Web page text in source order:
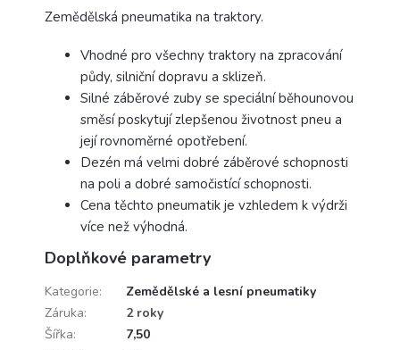
Zemědělská pneumatika na traktory.
Vhodné pro všechny traktory na zpracování
půdy, silniční dopravu a sklizeň.
Silné záběrové zuby se speciální běhounovou
směsí poskytují zlepšenou životnost pneu a
její rovnoměrné opotřebení.
Dezén má velmi dobré záběrové schopnosti
na poli a dobré samočistící schopnosti.
Cena těchto pneumatik je vzhledem k výdrži
více než výhodná.
Doplňkové parametry
Kategorie:
Zemědělské a lesní pneumatiky
Záruka:
2 roky
Šířka:
7,50